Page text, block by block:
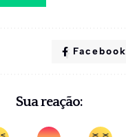
Facebook
Sua reação: